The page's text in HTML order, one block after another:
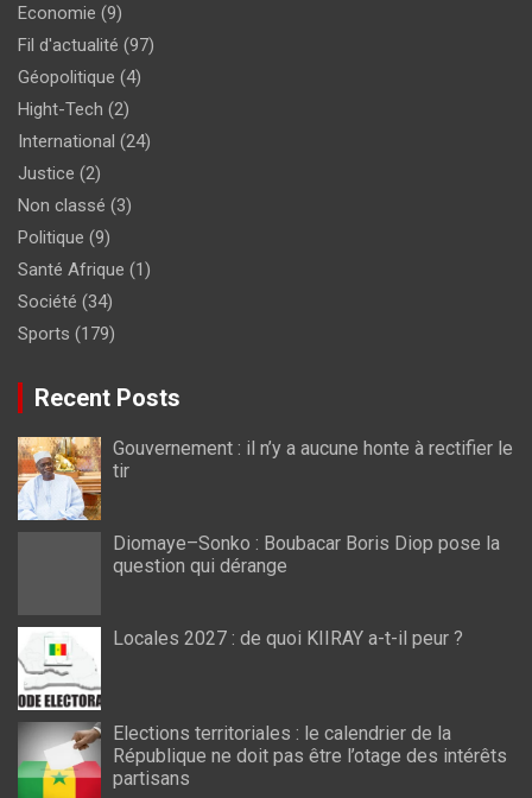
Economie (9)
Fil d'actualité (97)
Géopolitique (4)
Hight-Tech (2)
International (24)
Justice (2)
Non classé (3)
Politique (9)
Santé Afrique (1)
Société (34)
Sports (179)
Recent Posts
Gouvernement : il n’y a aucune honte à rectifier le
tir
Diomaye–Sonko : Boubacar Boris Diop pose la
question qui dérange
Locales 2027 : de quoi KIIRAY a-t-il peur ?
Elections territoriales : le calendrier de la
République ne doit pas être l’otage des intérêts
partisans